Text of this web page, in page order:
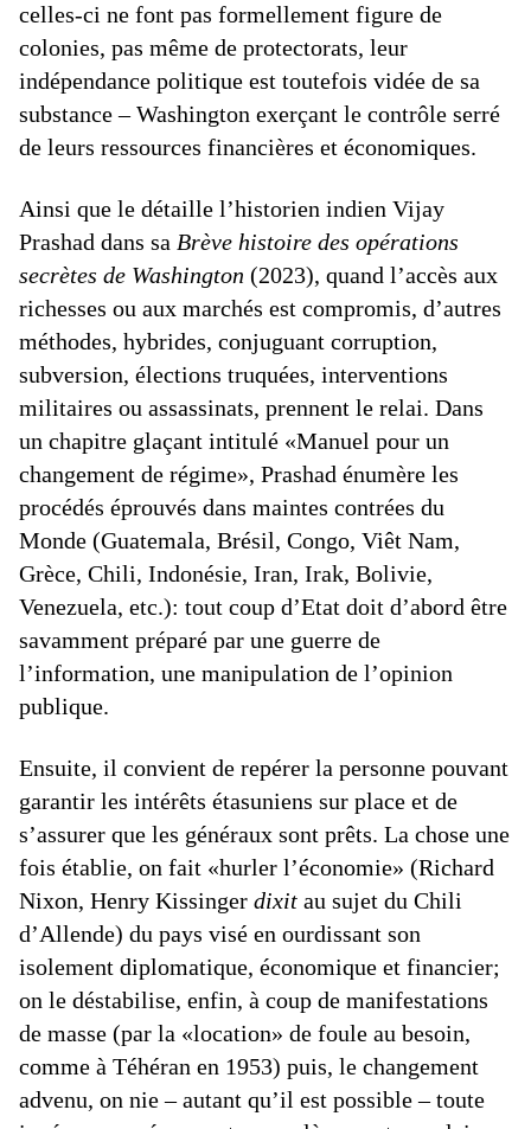
celles-ci ne font pas formellement figure de
colonies, pas même de protectorats, leur
indépendance politique est toutefois vidée de sa
substance – Washington exerçant le contrôle serré
de leurs ressources financières et économiques.
Ainsi que le détaille l’historien indien Vijay
Prashad dans sa Brève histoire des opérations
secrètes de Washington (2023), quand l’accès aux
richesses ou aux marchés est compromis, d’autres
méthodes, hybrides, conjuguant corruption,
subversion, élections truquées, interventions
militaires ou assassinats, prennent le relai. Dans
un chapitre glaçant intitulé «Manuel pour un
changement de régime», Prashad énumère les
procédés éprouvés dans maintes contrées du
Monde (Guatemala, Brésil, Congo, Viêt Nam,
Grèce, Chili, Indonésie, Iran, Irak, Bolivie,
Venezuela, etc.): tout coup d’Etat doit d’abord être
savamment préparé par une guerre de
l’information, une manipulation de l’opinion
publique.
Ensuite, il convient de repérer la personne pouvant
garantir les intérêts étasuniens sur place et de
s’assurer que les généraux sont prêts. La chose une
fois établie, on fait «hurler l’économie» (Richard
Nixon, Henry Kissinger dixit au sujet du Chili
d’Allende) du pays visé en ourdissant son
isolement diplomatique, économique et financier;
on le déstabilise, enfin, à coup de manifestations
de masse (par la «location» de foule au besoin,
comme à Téhéran en 1953) puis, le changement
advenu, on nie – autant qu’il est possible – toute